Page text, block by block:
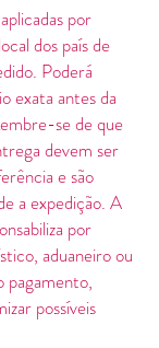
por
dos país de
Poderá
exata antes da
se de que
devem ser
e são
a expedição. A
por
aduaneiro ou
pagamento,
possíveis